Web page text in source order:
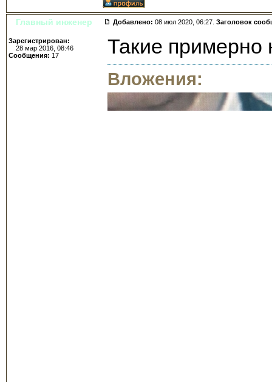
Главный инженер Добавлено: 08 июл 2020, 06:27. Заголовок
Зарегистрирован:
28 мар 2016, 08:46
Сообщения: 17 Такие примерно
Вложения: